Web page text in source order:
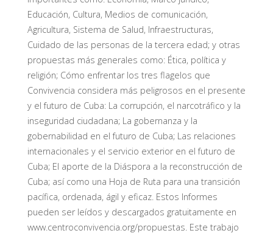
Educación, Cultura, Medios de comunicación,
Agricultura, Sistema de Salud, Infraestructuras,
Cuidado de las personas de la tercera edad; y otras
propuestas más generales como: Ética, política y
religión; Cómo enfrentar los tres flagelos que
Convivencia considera más peligrosos en el presente
y el futuro de Cuba: La corrupción, el narcotráfico y la
inseguridad ciudadana; La gobernanza y la
gobernabilidad en el futuro de Cuba; Las relaciones
internacionales y el servicio exterior en el futuro de
Cuba; El aporte de la Diáspora a la reconstrucción de
Cuba; así como una Hoja de Ruta para una transición
pacífica, ordenada, ágil y eficaz. Estos Informes
pueden ser leídos y descargados gratuitamente en
www.centroconvivencia.org/propuestas. Este trabajo